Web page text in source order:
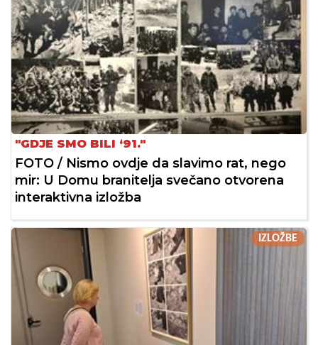
"GDJE SMO BILI ‘91."
FOTO / Nismo ovdje da slavimo rat, nego
mir: U Domu branitelja svečano otvorena
interaktivna izložba
IZLOŽBE